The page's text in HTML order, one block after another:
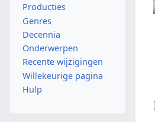
Producties
Genres
Decennia
Onderwerpen
Recente wijzigingen
Willekeurige pagina
Hulp